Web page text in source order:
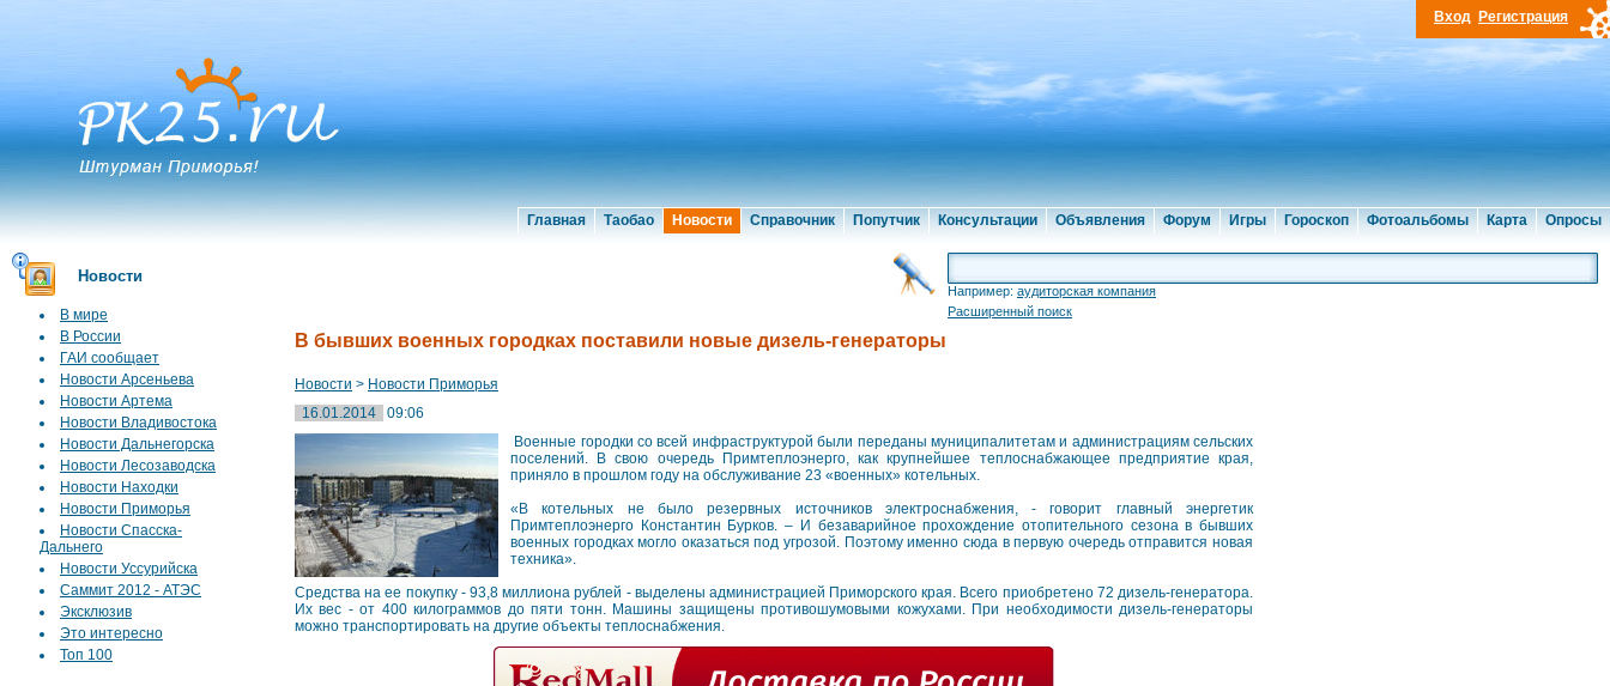
Главная Таобао Новости Справочник Попутчик Консультации Объявления Форум Игры Гороскоп Фотоальбомы Карта Опросы
Вход Регистрация
Новости
В мире
В России
ГАИ сообщает
Новости Арсеньева
Новости Артема
Новости Владивостока
Новости Дальнегорска
Новости Лесозаводска
Новости Находки
Новости Приморья
Новости Спасска-
Дальнего
Новости Уссурийска
Саммит 2012 - АТЭС
Эксклюзив
Это интересно
Топ 100
Например: аудиторская компания
Расширенный поиск
В бывших военных городках поставили новые дизель-генераторы
Новости > Новости Приморья
16.01.2014
09:06
Военные городки со всей инфраструктурой были переданы муниципалитетам и администрациям сельских
поселений. В свою очередь Примтеплоэнерго, как крупнейшее теплоснабжающее предприятие края,
приняло в прошлом году на обслуживание 23 «военных» котельных.
«В котельных не было резервных источников электроснабжения, - говорит главный энергетик
Примтеплоэнерго Константин Бурков. – И безаварийное прохождение отопительного сезона в бывших
военных городках могло оказаться под угрозой. Поэтому именно сюда в первую очередь отправится новая
техника».
Средства на ее покупку - 93,8 миллиона рублей - выделены администрацией Приморского края. Всего приобретено 72 дизель-генератора.
Их вес - от 400 килограммов до пяти тонн. Машины защищены противошумовыми кожухами. При необходимости дизель-генераторы
можно транспортировать на другие объекты теплоснабжения.